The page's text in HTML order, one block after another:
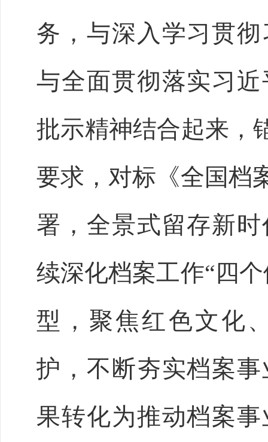
务，与深入学习贯
与全面贯彻落实习
批示精神结合起来，
要求，对标《全国档
署，全景式留存新
续深化档案工作“四
型，聚焦红色文化
护，不断夯实档案
果转化为推动档案